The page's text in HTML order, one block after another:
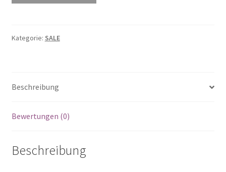
Kategorie: SALE
Beschreibung
Bewertungen (0)
Beschreibung